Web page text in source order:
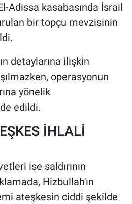
Adissa kasabasında İsrail
bir topçu mevzisinin
detaylarına ilişkin
operasyonun
yönelik
edildi.
İHLALİ
ise saldırının
Hizbullah'ın
ateşkesin ciddi şekilde